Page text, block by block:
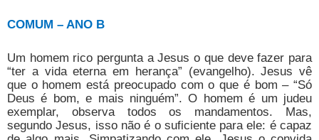
COMUM – ANO B
Um homem rico pergunta a Jesus o que deve fazer para
“ter a vida eterna em herança” (evangelho). Jesus vê
que o homem está preocupado com o que é bom – “Só
Deus é bom, e mais ninguém”. O homem é um judeu
exemplar, observa todos os mandamentos. Mas,
segundo Jesus, isso não é o suficiente para ele: é capaz